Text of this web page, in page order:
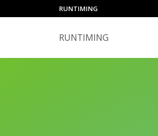
RUNTIMING
RUNTIMING